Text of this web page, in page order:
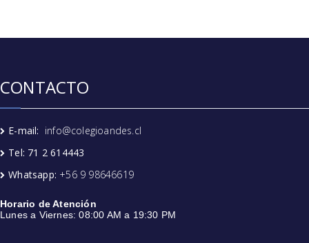
CONTACTO
E-mail: info@colegioandes.cl
Tel: 71 2 614443
Whatsapp: +56 9 98646619
Horario de Atención
Lunes a Viernes: 08:00 AM a 19:30 PM